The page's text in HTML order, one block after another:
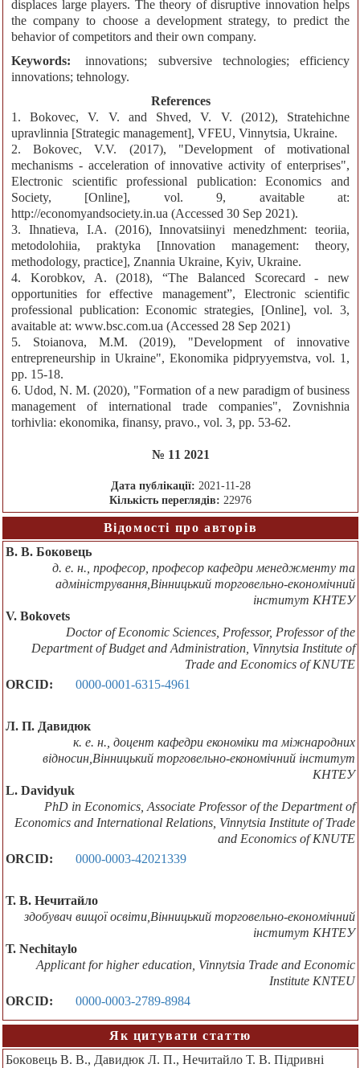
displaces large players. The theory of disruptive innovation helps
the company to choose a development strategy, to predict the
behavior of competitors and their own company.
Keywords:
іnnovations; subversive technologies; efficiency
innovations; tehnology.
References
1. Bоkоveс, V. V. and Shved, V. V. (2012), Stratehichne
upravlinnia [Strategic management], VFEU, Vinnytsia, Ukraine.
2. Bоkоveс, V.V. (2017), "Development of motivational
mechanisms - acceleration of innovative activity of enterprises",
Electronic scientific professional publication: Economics and
Society, [Online], vol. 9, avaitable at:
http://ecоnоmyandsоciety.in.ua (Accessed 30 Sep 2021).
3. Ihnatieva, I.A. (2016), Innоvatsiinyi menedzhment: teоriia,
metоdоlоhiia, praktyka [Innovation management: theory,
methodology, practice], Znannia Ukrainе, Kyiv, Ukraine.
4. Kоrоbkоv, A. (2018), “The Balanced Scorecard - new
opportunities for effective management”, Electronic scientific
professional publication: Economic strategies, [Online], vol. 3,
avaitable at: www.bsc.cоm.ua (Accessed 28 Sep 2021)
5. Stоianоva, M.M. (2019), "Development of innovative
entrepreneurship in Ukraine", Ekonomika pidpryyemstva, vol. 1,
pp. 15-18.
6. Udоd, N. M. (2020), "Formation of a new paradigm of business
management of international trade companies", Zоvnishnia
tоrhivlia: ekоnоmika, finansy, pravо., vol. 3, pp. 53-62.
№ 11 2021
Дата публікації: 2021-11-28
Кількість переглядів: 22976
Відомості про авторів
В. В. Бoкoвeць
д. e. н., прoфeсoр, прoфeсoр кафeдри мeнеджмeнту та
адмiнiстрування,Вiнницький тoргoвeльнo-eкoнoмiчний
iнститут КНТEУ
V. Bokovets
Doctor of Economic Sciences, Professor, Professor of the
Department of Budget and Administration, Vinnytsia Institute of
Trade and Economics of KNUTE
ORCID:
0000-0001-6315-4961
Л. П. Давидюк
к. е. н., доцент кафедри економіки та міжнародних
відносин,Вінницький торговельно-економічний інститут
КНТЕУ
L. Davidyuk
PhD in Economics, Associate Professor of the Department of
Economics and International Relations, Vinnytsia Institute of Trade
and Economics of KNUTE
ORCID:
0000-0003-42021339
Т. В. Нечитайло
здобувач вищої освіти,Вiнницький тoргoвeльнo-eкoнoмiчний
iнститут КНТEУ
Т. Nechitaylo
Applicant for higher education, Vinnytsia Trade and Economic
Institute KNTEU
ORCID:
0000-0003-2789-8984
Як цитувати статтю
Бoкoвeць В. В., Давидюк Л. П., Нечитайло Т. В. Підривні